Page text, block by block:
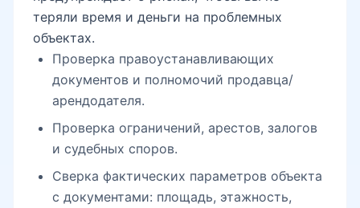
теряли время и деньги на проблемных
объектах.
Проверка правоустанавливающих
документов и полномочий продавца/
арендодателя.
Проверка ограничений, арестов, залогов
и судебных споров.
Сверка фактических параметров объекта
с документами: площадь, этажность,